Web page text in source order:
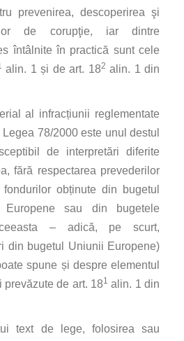
prevenirea, descoperirea şi
de corupţie, iar dintre
întâlnite în practică sunt cele
alin. 1 și de art. 182 alin. 1 din
al infracțiunii reglementate
78/2000 este unul destul
de interpretări diferite
fără respectarea prevederilor
obținute din bugetul
sau din bugetele
– adică, pe scurt,
din bugetul Uniunii Europene)
spune și despre elementul
de art. 181 alin. 1 din
text de lege, folosirea sau